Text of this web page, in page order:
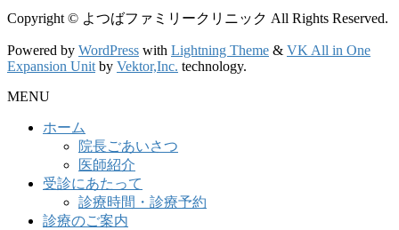
Copyright © よつばファミリークリニック All Rights Reserved.
Powered by WordPress with Lightning Theme & VK All in One
Expansion Unitby Vektor,Inc. technology.
MENU
ホーム
院長ごあいさつ
医師紹介
受診にあたって
診療時間・診療予約
診療のご案内